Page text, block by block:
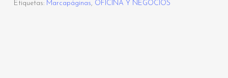
Etiquetas: Marcapáginas, OFICINA Y NEGOCIOS